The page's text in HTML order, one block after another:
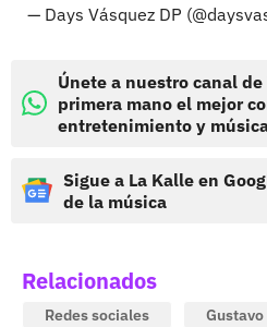
— Days Vásquez DP
Únete a nuestro canal
primera mano el mejor
entretenimiento y
Sigue a La Kalle en
de la música
Relacionados
Redes sociales